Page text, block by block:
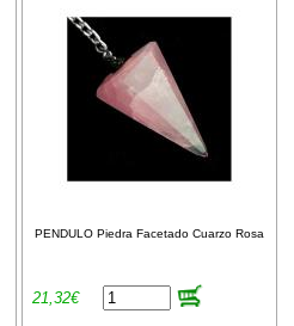
PENDULO Piedra Facetado Cuarzo Rosa
21,32€